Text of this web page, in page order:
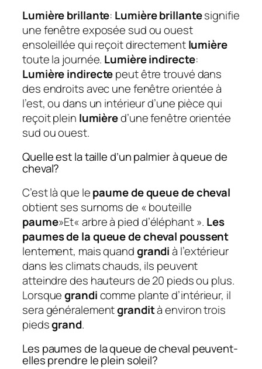
Lumière brillante: Lumière brillantesignifie
une fenêtre exposée sud ou ouest
ensoleillée qui reçoit directementlumière
toute la journée. Lumière indirecte:
Lumière indirectepeut être trouvé dans
des endroits avec une fenêtre orientée à
l’est, ou dans un intérieur d’une pièce qui
reçoit plein lumièred’une fenêtre orientée
sud ou ouest.
Quelle est la taille d’un palmier à queue de
cheval?
C’est là que lepaume de queue de cheval
obtient ses surnoms de « bouteille
paume»Et« arbre à pied d’éléphant ». Les
paumes de la queue de cheval poussent
lentement, mais quandgrandià l’extérieur
dans les climats chauds, ils peuvent
atteindre des hauteurs de 20 pieds ou plus.
Lorsquegrandicomme plante d’intérieur, il
sera généralementgrandità environ trois
piedsgrand.
Les paumes de la queue de cheval peuvent-
elles prendre le plein soleil?